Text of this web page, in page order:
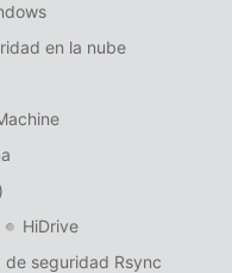
en la nube
HiDrive
de seguridad Rsync